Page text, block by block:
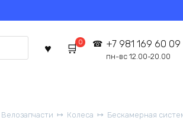
0 +7 981 169 60 09
пн-вс 12.00-20.00
Велозапчасти Колеса Бескамерная